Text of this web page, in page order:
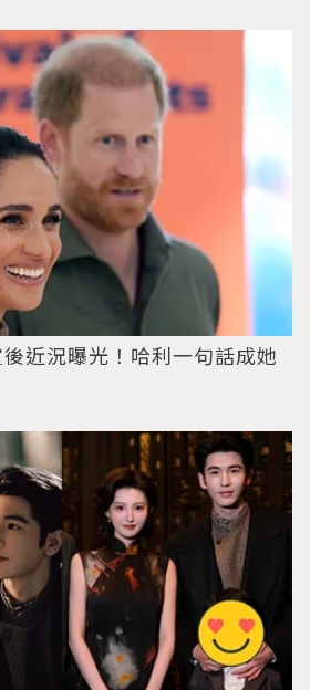
近況曝光！哈利一句話成她